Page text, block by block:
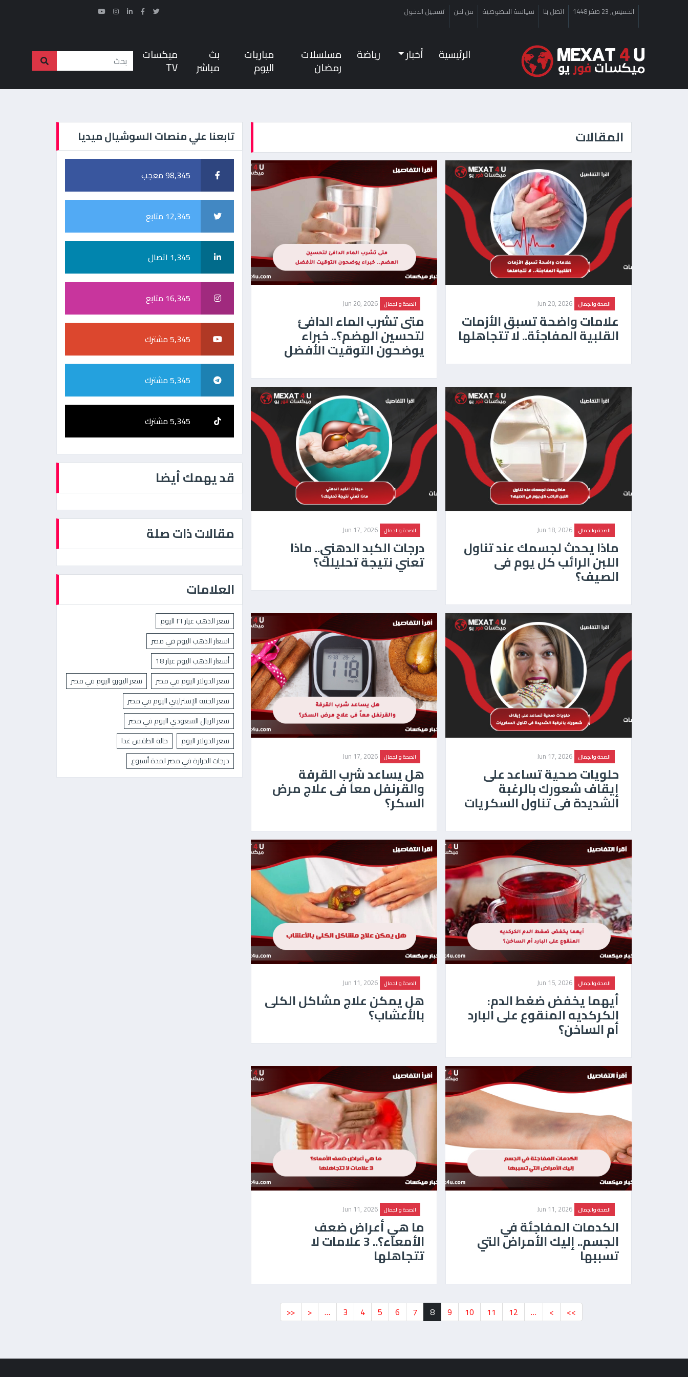
الخميس, 23 صفر 1448 اتصل بنا سياسة الخصوصية من نحن تسجيل الدخول
الرئيسية أخبار رياضة مسلسلات
رمضان
مباريات
اليوم
بث
مباشر
ميكسات
TV
المقالات
الصحة والجمال Jun 20, 2026
علامات واضحة تسبق الأزمات
القلبية المفاجئة.. لا تتجاهلها
الصحة والجمال Jun 20, 2026
متى تشرب الماء الدافئ
لتحسين الهضم؟.. خبراء
يوضحون التوقيت الأفضل
الصحة والجمال Jun 18, 2026
ماذا يحدث لجسمك عند تناول
اللبن الرائب كل يوم فى
الصيف؟
الصحة والجمال Jun 17, 2026
درجات الكبد الدهني.. ماذا
تعني نتيجة تحليلك؟
الصحة والجمال Jun 17, 2026
حلويات صحية تساعد على
إيقاف شعورك بالرغبة
الشديدة فى تناول السكريات
الصحة والجمال Jun 17, 2026
هل يساعد شرب القرفة
والقرنفل معاً فى علاج مرض
السكر؟
الصحة والجمال Jun 15, 2026
أيهما يخفض ضغط الدم:
الكركديه المنقوع على البارد
أم الساخن؟
الصحة والجمال Jun 11, 2026
هل يمكن علاج مشاكل الكلى
بالأعشاب؟
الصحة والجمال Jun 11, 2026
الكدمات المفاجئة في
الجسم.. إليك الأمراض التي
تسببها
الصحة والجمال Jun 11, 2026
ما هي أعراض ضعف
الأمعاء؟.. 3 علامات لا
تتجاهلها
<< < … 3 4 5 6 7 8 9 10 11 12 … > >>
تابعنا علي منصات السوشيال ميديا
98,345 معجب
12,345 متابع
1,345 اتصال
16,345 متابع
5,345 مشترك
5,345 مشترك
5,345 مشترك
قد يهمك أيضا
مقالات ذات صلة
العلامات
سعر الذهب عيار ٢١ اليوم
اسعار الذهب اليوم في مصر
أسعار الذهب اليوم عيار 18
سعر الدولار اليوم في مصر
سعر اليورو اليوم في مصر
سعر الجنيه الإسترليني اليوم في مصر
سعر الريال السعودي اليوم في مصر
سعر الدولار اليوم
حالة الطقس غدا
درجات الحرارة في مصر لمدة أسبوع